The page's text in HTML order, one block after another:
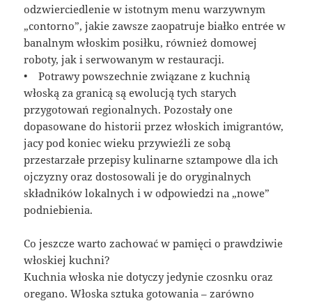
odzwierciedlenie w istotnym menu warzywnym
„contorno”, jakie zawsze zaopatruje białko entrée w
banalnym włoskim posiłku, również domowej
roboty, jak i serwowanym w restauracji.
• Potrawy powszechnie związane z kuchnią
włoską za granicą są ewolucją tych starych
przygotowań regionalnych. Pozostały one
dopasowane do historii przez włoskich imigrantów,
jacy pod koniec wieku przywieźli ze sobą
przestarzałe przepisy kulinarne sztampowe dla ich
ojczyzny oraz dostosowali je do oryginalnych
składników lokalnych i w odpowiedzi na „nowe”
podniebienia.
Co jeszcze warto zachować w pamięci o prawdziwie
włoskiej kuchni?
Kuchnia włoska nie dotyczy jedynie czosnku oraz
oregano. Włoska sztuka gotowania – zarówno